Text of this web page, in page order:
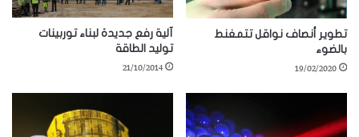
تطوير أنصاف نواقل تتمغنط
بالضوء
19/02/2020
آلية رفع جديدة لبناء توربينات
توليد الطاقة
21/10/2014